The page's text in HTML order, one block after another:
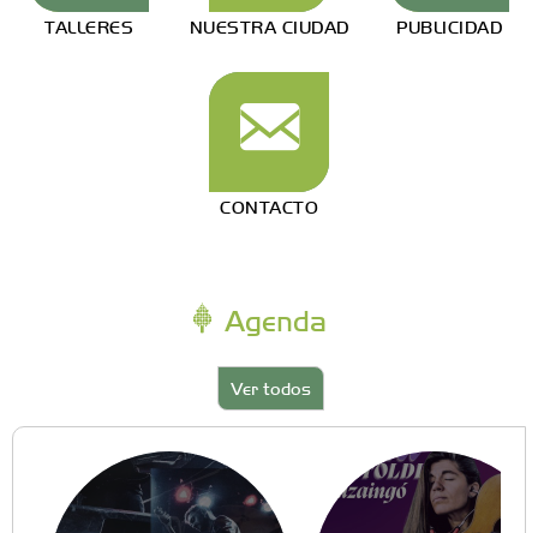
TALLERES NUESTRA CIUDAD PUBLICIDAD
CONTACTO
Agenda
Ver todos